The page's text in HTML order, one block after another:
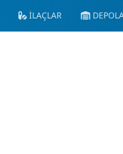
İLAÇLAR